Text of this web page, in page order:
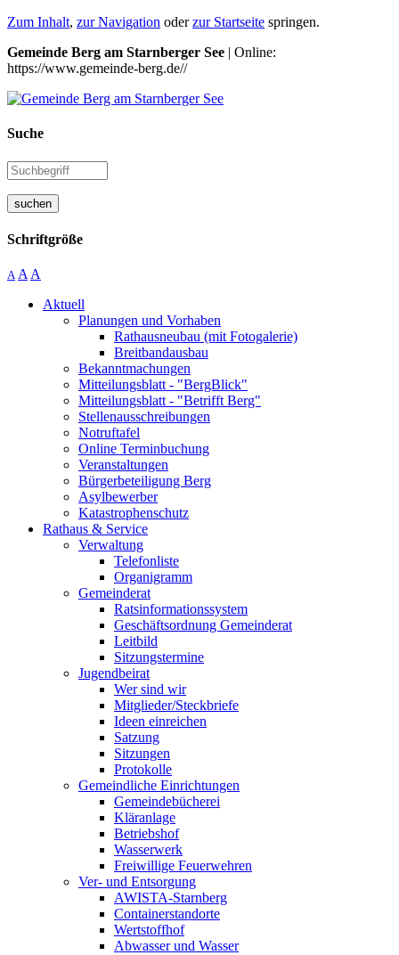
Zum Inhalt, zur Navigation oderzur Startseite springen.
Gemeinde Berg am Starnberger See | Online:
https://www.gemeinde-berg.de//
Suche
suchen
Schriftgröße
A A A
Aktuell
Planungen und Vorhaben
Rathausneubau (mit Fotogalerie)
Breitbandausbau
Bekanntmachungen
Mitteilungsblatt - "BergBlick"
Mitteilungsblatt - "Betrifft Berg"
Stellenausschreibungen
Notruftafel
Online Terminbuchung
Veranstaltungen
Bürgerbeteiligung Berg
Asylbewerber
Katastrophenschutz
Rathaus & Service
Verwaltung
Telefonliste
Organigramm
Gemeinderat
Ratsinformationssystem
Geschäftsordnung Gemeinderat
Leitbild
Sitzungstermine
Jugendbeirat
Wer sind wir
Mitglieder/Steckbriefe
Ideen einreichen
Satzung
Sitzungen
Protokolle
Gemeindliche Einrichtungen
Gemeindebücherei
Kläranlage
Betriebshof
Wasserwerk
Freiwillige Feuerwehren
Ver- und Entsorgung
AWISTA-Starnberg
Containerstandorte
Wertstoffhof
Abwasser und Wasser